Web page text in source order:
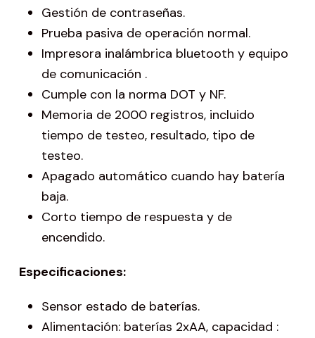
Gestión de contraseñas.
Prueba pasiva de operación normal.
Impresora inalámbrica bluetooth y equipo
de comunicación .
Cumple con la norma DOT y NF.
Memoria de 2000 registros, incluido
tiempo de testeo, resultado, tipo de
testeo.
Apagado automático cuando hay batería
baja.
Corto tiempo de respuesta y de
encendido.
Especificaciones:
Sensor estado de baterías.
Alimentación: baterías 2xAA, capacidad :